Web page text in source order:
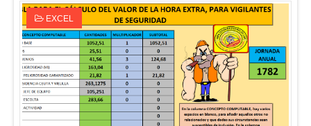
EXCEL